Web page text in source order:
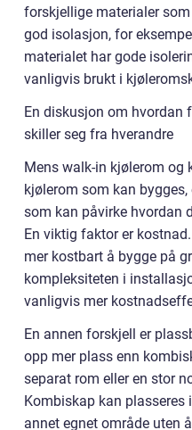
forskjellige materialer
god isolasjon, for
materialet har gode
vanligvis brukt i
En diskusjon om hvordan
skiller seg fra hverandre
Mens walk-in kjølerom og
kjølerom som kan
som kan påvirke hvordan
En viktig faktor er
mer kostbart å bygge på
kompleksiteten i
vanligvis mer
En annen forskjell er
opp mer plass enn
separat rom eller en stor
Kombiskap kan plasseres
annet egnet område uten